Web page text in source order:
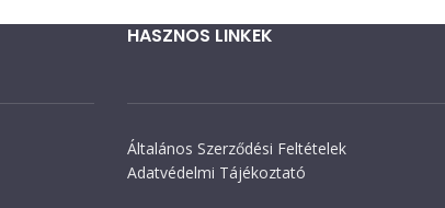
HASZNOS LINKEK
Általános Szerződési Feltételek
Adatvédelmi Tájékoztató